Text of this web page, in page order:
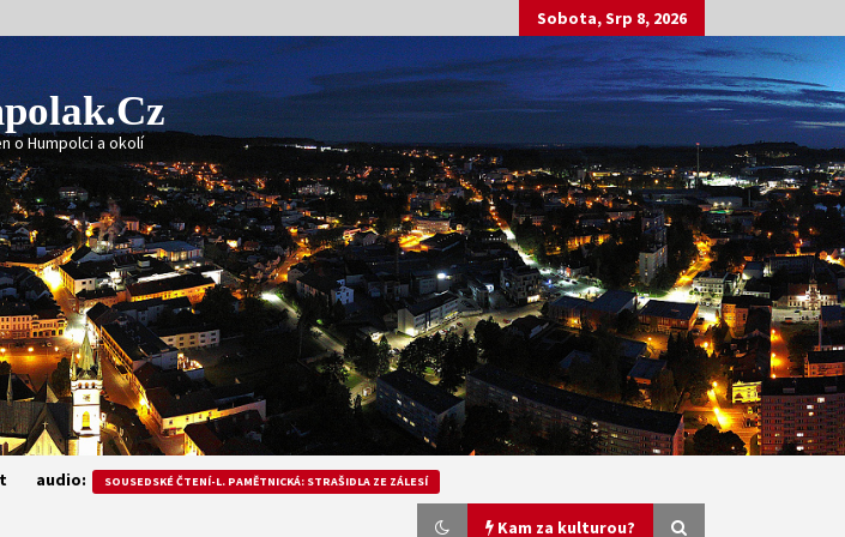
Sobota, Srp 8, 2026
o Humpolci a okolí
audio: SOUSEDSKÉ ČTENÍ-L. PAMĚTNICKÁ: STRAŠIDLA ZE ZÁLESÍ
Kam za kulturou?